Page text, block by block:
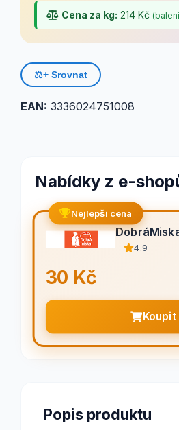
Cena za kg: 214 Kč
⚖️+ Srovnat
EAN: 3336024751008
Nabídky z e-
Nejlepší cena
4.9
30 Kč
Koupit
Popis produktu